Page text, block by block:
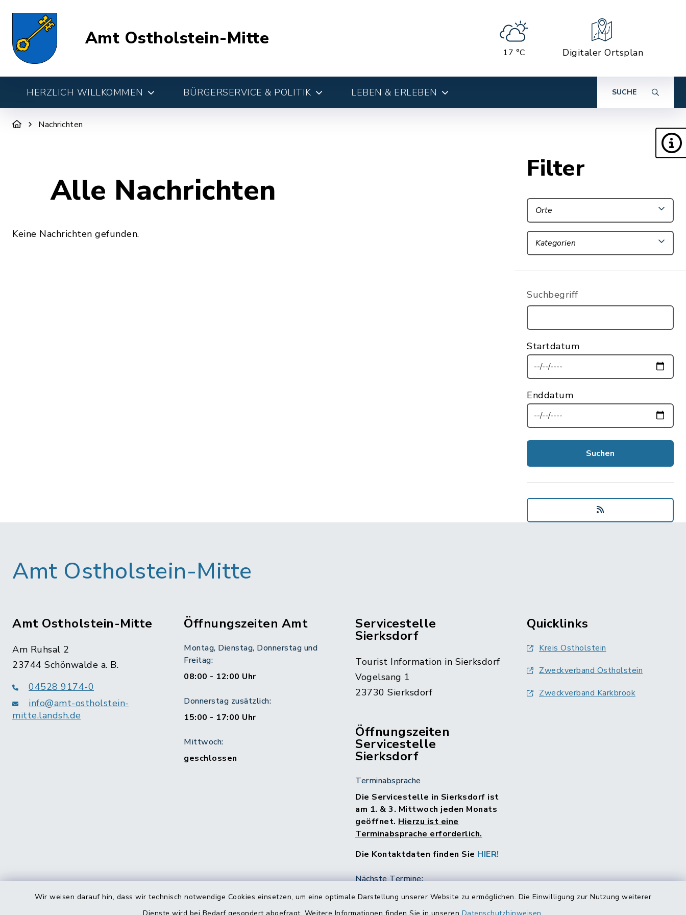
Wir weisen darauf hin, dass wir technisch notwendige Cookies einsetzen, um eine optimale Darstellung unserer Website zu ermöglichen. Die Einwilligung zur Nutzung weiterer
Amt Ostholstein-Mitte
17 °C Digitaler Ortsplan
HERZLICH WILLKOMMEN BÜRGERSERVICE & POLITIK LEBEN & ERLEBEN SUCHE
Nachrichten
Alle Nachrichten
Keine Nachrichten gefunden.
Filter
Orte
Kategorien
Suchbegriff
Startdatum
Enddatum
Amt Ostholstein-Mitte
Amt Ostholstein-Mitte
Am Ruhsal 2
23744 Schönwalde a. B.
04528 9174-0
info@amt-ostholstein-
mitte.landsh.de
Öffnungszeiten Amt
Montag, Dienstag, Donnerstag und
Freitag:
08:00 - 12:00 Uhr
Donnerstag zusätzlich:
15:00 - 17:00 Uhr
Mittwoch:
geschlossen
Servicestelle
Sierksdorf
Tourist Information in Sierksdorf
Vogelsang 1
23730 Sierksdorf
Öffnungszeiten
Servicestelle
Sierksdorf
Terminabsprache
Die Servicestelle in Sierksdorf ist
am 1. & 3. Mittwoch jeden Monats
geöffnet. Hierzu ist eine
Terminabsprache erforderlich.
Die Kontaktdaten finden Sie HIER!
Nächste Termine:
15.07.2026
Quicklinks
Kreis Ostholstein
Zweckverband Ostholstein
Zweckverband Karkbrook